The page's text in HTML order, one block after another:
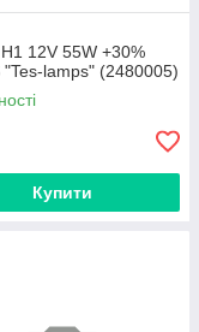
12V 55W +30%
"Tes-lamps" (2480005)
Купити